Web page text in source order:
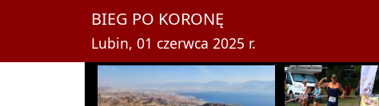
BIEG PO KORONĘ
Lubin, 01 czerwca 2025 r.